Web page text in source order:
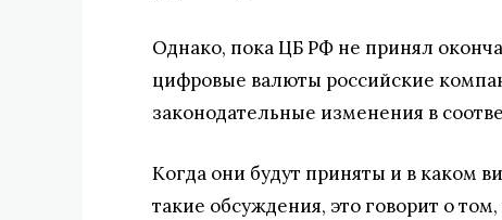
Однако, пока ЦБ РФ не принял
цифровые валюты российские
законодательные изменения в
Когда они будут приняты и в каком
такие обсуждения, это говорит о